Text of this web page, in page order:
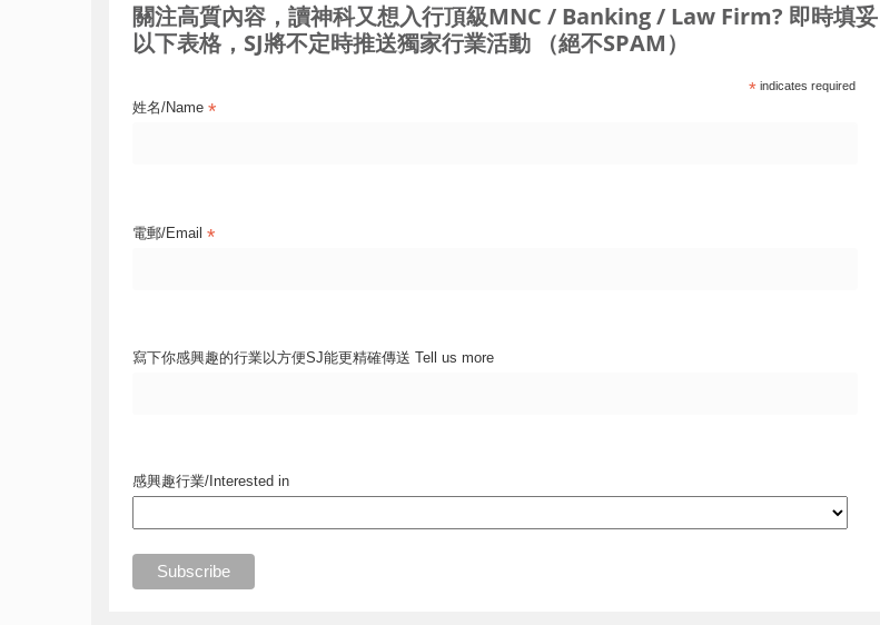
關注高質內容，讀神科又想入行頂級MNC / Banking / Law Firm? 即時填妥
以下表格，SJ將不定時推送獨家行業活動 （絕不SPAM）
*indicates required
姓名/Name *
電郵/Email *
寫下你感興趣的行業以方便SJ能更精確傳送 Tell us more
感興趣行業/Interested in